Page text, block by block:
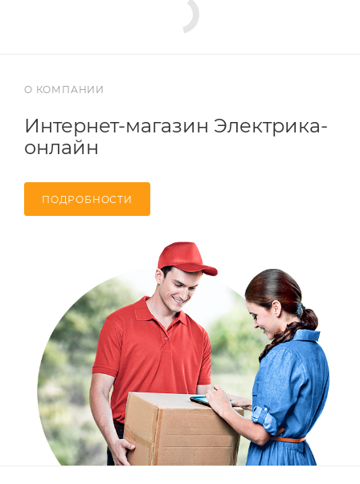
О КОМПАНИИ
Интернет-магазин Электрика-
онлайн
ПОДРОБНОСТИ